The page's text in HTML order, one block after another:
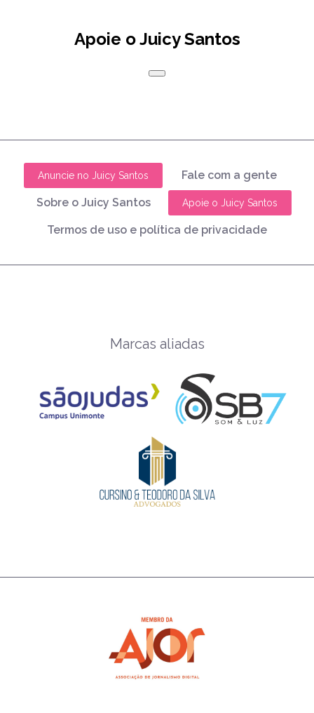
Apoie o Juicy Santos
Anuncie no Juicy Santos Fale com a gente
Sobre o Juicy Santos Apoie o Juicy Santos
Termos de uso e política de privacidade
Marcas aliadas